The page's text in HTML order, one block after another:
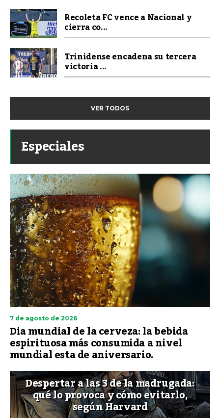
Recoleta FC vence a Nacional y
cierra co...
Trinidense encadena su tercera
victoria ...
VER TODOS
Especiales
7 de agosto de 2026
Dia mundial de la cerveza: la bebida
espirituosa más consumida a nivel
mundial esta de aniversario.
Despertar a las 3 de la madrugada:
qué lo provoca y cómo evitarlo,
según Harvard